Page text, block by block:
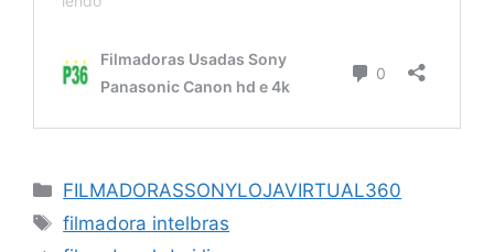
Categorias
FILMADORASSONYLOJAVIRTUAL360
Tags
filmadora intelbras